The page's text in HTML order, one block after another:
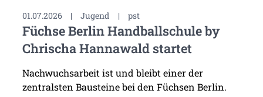
01.07.2026 | Jugend | pst
Füchse Berlin Handballschule by
Chrischa Hannawald startet
Nachwuchsarbeit ist und bleibt einer der
zentralsten Bausteine bei den Füchsen Berlin.